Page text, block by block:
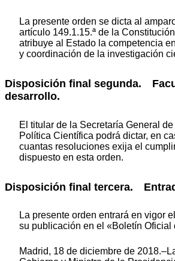
La presente orden se dicta al
artículo 149.1.15.ª de la
atribuye al Estado la competencia
y coordinación de la investigación
Disposición final segunda.
desarrollo.
El titular de la Secretaría General
Política Científica podrá dictar, en
cuantas resoluciones exija el
dispuesto en esta orden.
Disposición final tercera.
La presente orden entrará en vigor
su publicación en el «Boletín Oficial
Madrid, 18 de diciembre de